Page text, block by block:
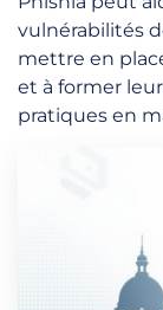
vulnérabilités
mettre en
et à former
pratiques en